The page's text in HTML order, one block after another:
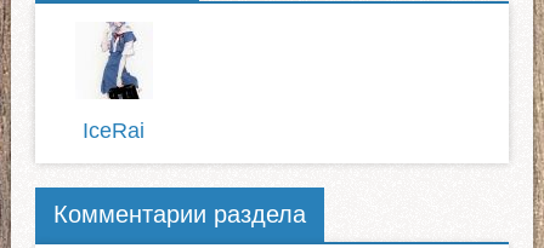
IceRai
Комментарии раздела